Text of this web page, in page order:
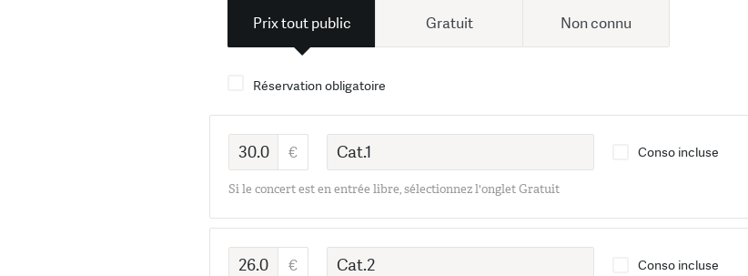
Prix tout public Gratuit Non connu
Réservation obligatoire
Conso incluse
Si le concert est en entrée libre, sélectionnez l'onglet Gratuit
Conso incluse